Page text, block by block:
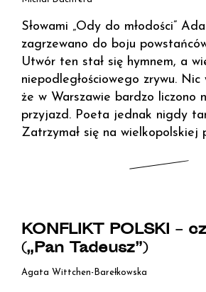
Słowami „Ody do młodości”
zagrzewano do boju
Utwór ten stał się hymnem, a
niepodległościowego zrywu. Nic
że w Warszawie bardzo liczono
przyjazd. Poeta jednak nigdy
Zatrzymał się na wielkopolskiej
KONFLIKT POLSKI –
(„Pan Tadeusz”)
Agata Wittchen-Barełkowska